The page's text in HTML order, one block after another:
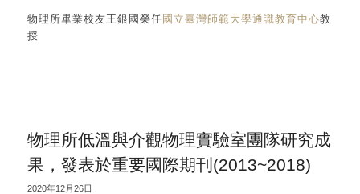
物理所畢業校友王銀國榮任 國立臺灣師範大學通識教育中心教
授
物理所低溫與介觀物理實驗室團隊研究成
果，發表於重要國際期刊(2013~2018)
2020年12月26日